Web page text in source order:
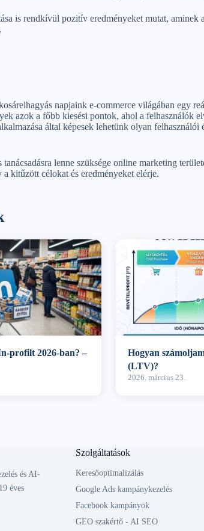
is rendkívül pozitív eredményeket mutat,
napjaink e-commerce világában egy
azok a főbb kiesési pontok, ahol a felhasználók
által képesek lehetünk olyan
lenne szüksége online marketing
kitűzött célokat és eredményeket elérje.
profilt 2026-ban? –
Hogyan
(LTV)?
2026. március 23.
és AI-
éves
Szolgáltatások
Keresőoptimalizálás
Google Ads kampánykezelés
Facebook kampányok
GEO szakértő - AI SEO